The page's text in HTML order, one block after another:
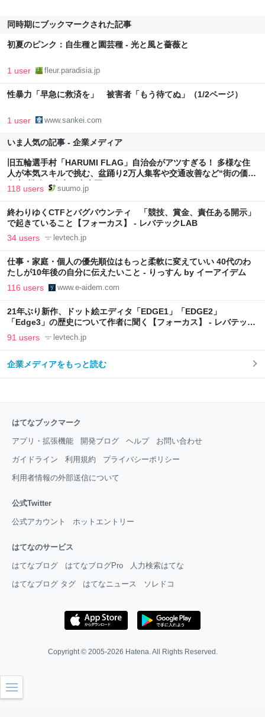
同時期にブックマークされた記事
初夏のピンク：自生種と園芸種 - 光と風と薔薇と
1 user fleur.paradisia.jp
性暴力「早急に救済を」 被害者「もう待てぬ」（1/2ページ）
1 user www.sankei.com
いま人気の記事 - 企業メディア
旧五輪選手村「HARUMI FLAG」自治会がアツすぎる！ 多様な住
人が本気スキルで挑む、盆踊り2万人集客や交通改善など“街の価値
向上”戦略 東京・中央区
118 users suumo.jp
終わりゆくCTFとバグバウンティ 「競技、賞金、責任ある開示」
で起きていること【フォーカス】 - レバテックLAB
34 users levtech.jp
仕事・家庭・個人の優先順位はもっと柔軟に変えていい 40代のわ
たしが10年後の自分に伝えたいこと - りっすん by イーアイデム
116 users www.e-aidem.com
21年ぶり新作、ドット絵エディタ「EDGE1」「EDGE2」
「Edge3」の歴史について作者に聞く【フォーカス】 - レバテック
LAB
91 users levtech.jp
企業メディアをもっと読む
はてなブックマーク
アプリ・拡張機能 開発ブログ ヘルプ お問い合わせ
ガイドライン 利用規約 プライバシーポリシー
利用者情報の外部送信について
公式Twitter
公式アカウント ホットエントリー
はてなのサービス
はてなブログ はてなブログPro 人力検索はてな
はてなブログ タグ はてなニュース ソレドコ
Copyright © 2005-2026 Hatena. All Rights Reserved.